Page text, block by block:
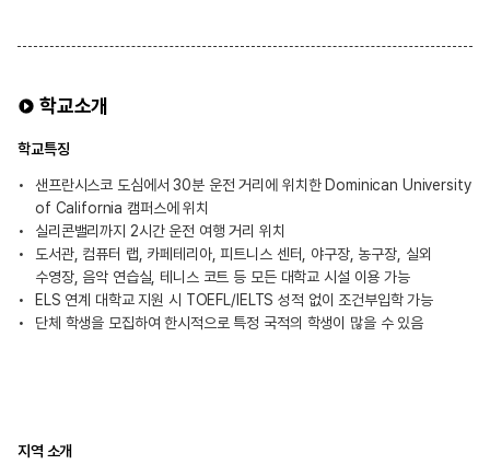
학교소개
학교특징
샌프란시스코 도심에서 30분 운전 거리에 위치한 Dominican University
of California 캠퍼스에 위치
실리콘밸리까지 2시간 운전 여행 거리 위치
도서관, 컴퓨터 랩, 카페테리아, 피트니스 센터, 야구장, 농구장, 실외
수영장, 음악 연습실, 테니스 코트 등 모든 대학교 시설 이용 가능
ELS 연계 대학교 지원 시 TOEFL/IELTS 성적 없이 조건부입학 가능
단체 학생을 모집하여 한시적으로 특정 국적의 학생이 많을 수 있음
지역 소개